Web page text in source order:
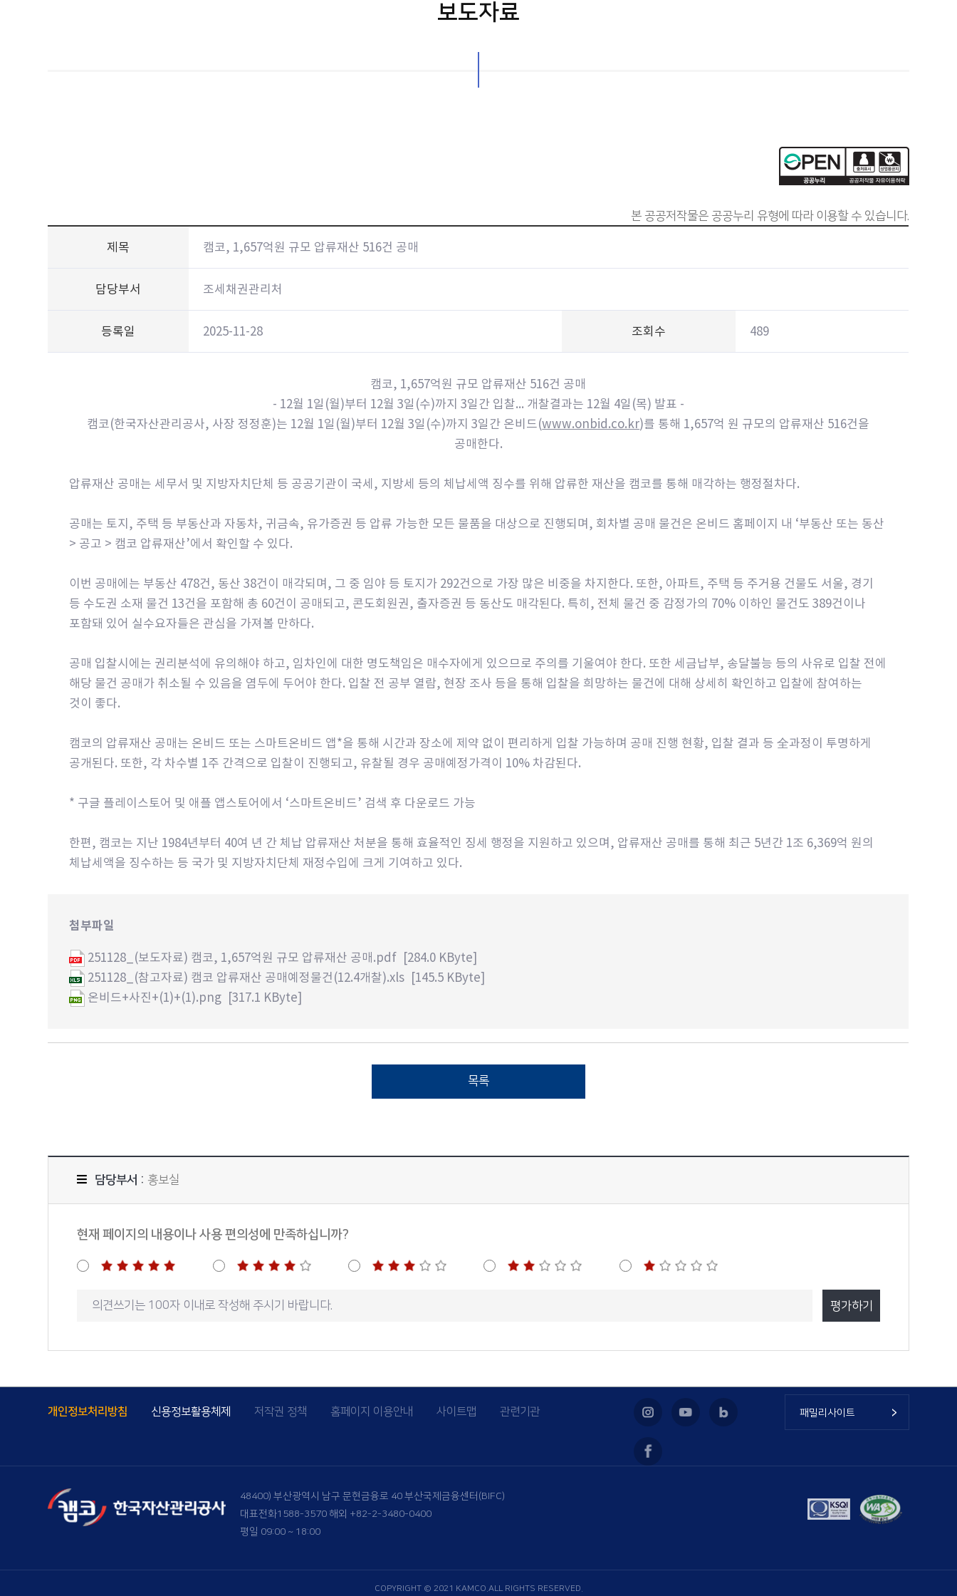
보도자료
본 공공저작물은 공공누리 유형에 따라 이용할 수 있습니다.
제목 캠코, 1,657억원 규모 압류재산 516건 공매
담당부서 조세채권관리처
등록일 2025-11-28 조회수 489
캠코, 1,657억원 규모 압류재산 516건 공매
- 12월 1일(월)부터 12월 3일(수)까지 3일간 입찰... 개찰결과는 12월 4일(목) 발표 -
캠코(한국자산관리공사, 사장 정정훈)는 12월 1일(월)부터 12월 3일(수)까지 3일간 온비드(www.onbid.co.kr)를 통해 1,657억 원 규모의 압류재산 516건을
공매한다.
압류재산 공매는 세무서 및 지방자치단체 등 공공기관이 국세, 지방세 등의 체납세액 징수를 위해 압류한 재산을 캠코를 통해 매각하는 행정절차다.
공매는 토지, 주택 등 부동산과 자동차, 귀금속, 유가증권 등 압류 가능한 모든 물품을 대상으로 진행되며, 회차별 공매 물건은 온비드 홈페이지 내 ‘부동산 또는 동산
> 공고 > 캠코 압류재산’에서 확인할 수 있다.
이번 공매에는 부동산 478건, 동산 38건이 매각되며, 그 중 임야 등 토지가 292건으로 가장 많은 비중을 차지한다. 또한, 아파트, 주택 등 주거용 건물도 서울, 경기
등 수도권 소재 물건 13건을 포함해 총 60건이 공매되고, 콘도회원권, 출자증권 등 동산도 매각된다. 특히, 전체 물건 중 감정가의 70% 이하인 물건도 389건이나
포함돼 있어 실수요자들은 관심을 가져볼 만하다.
공매 입찰시에는 권리분석에 유의해야 하고, 임차인에 대한 명도책임은 매수자에게 있으므로 주의를 기울여야 한다. 또한 세금납부, 송달불능 등의 사유로 입찰 전에
해당 물건 공매가 취소될 수 있음을 염두에 두어야 한다. 입찰 전 공부 열람, 현장 조사 등을 통해 입찰을 희망하는 물건에 대해 상세히 확인하고 입찰에 참여하는
것이 좋다.
캠코의 압류재산 공매는 온비드 또는 스마트온비드 앱*을 통해 시간과 장소에 제약 없이 편리하게 입찰 가능하며 공매 진행 현황, 입찰 결과 등 全과정이 투명하게
공개된다. 또한, 각 차수별 1주 간격으로 입찰이 진행되고, 유찰될 경우 공매예정가격이 10% 차감된다.
* 구글 플레이스토어 및 애플 앱스토어에서 ‘스마트온비드’ 검색 후 다운로드 가능
한편, 캠코는 지난 1984년부터 40여 년 간 체납 압류재산 처분을 통해 효율적인 징세 행정을 지원하고 있으며, 압류재산 공매를 통해 최근 5년간 1조 6,369억 원의
체납세액을 징수하는 등 국가 및 지방자치단체 재정수입에 크게 기여하고 있다.
첨부파일
251128_(보도자료) 캠코, 1,657억원 규모 압류재산 공매.pdf [284.0 KByte]
251128_(참고자료) 캠코 압류재산 공매예정물건(12.4개찰).xls [145.5 KByte]
온비드+사진+(1)+(1).png [317.1 KByte]
목록
담당부서 : 홍보실
현재 페이지의 내용이나 사용 편의성에 만족하십니까?
개인정보처리방침 신용정보활용체제 저작권 정책 홈페이지 이용안내 사이트맵 관련기관 패밀리사이트
48400) 부산광역시 남구 문현금융로 40 부산국제금융센터(BIFC)
대표전화1588-3570 해외 +82-2-3480-0400
평일 09:00 ~ 18:00
COPYRIGHT © 2021 KAMCO.ALL RIGHTS RESERVED.